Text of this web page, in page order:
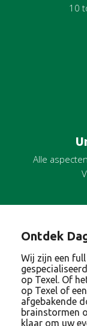
10
Alle
Ontdek
Wij zijn een
op Texel. Of
op Texel of
afgebakende
brainstormen
klaar om uw